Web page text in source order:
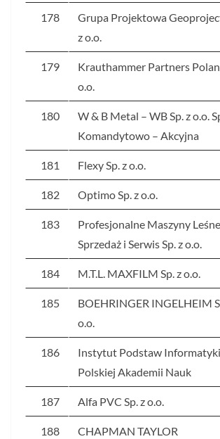
178
Grupa Projektowa
z o.o.
179
Krauthammer Partners
o.o.
180
W & B Metal – WB Sp. z o.o.
Komandytowo – Akcyjna
181 Flexy Sp. z o.o.
182 Optimo Sp. z o.o.
183
Profesjonalne Maszyny Leśne
Sprzedaż i Serwis Sp. z o.o.
184 M.T.L. MAXFILM Sp. z o.o.
185
BOEHRINGER INGELHEIM
o.o.
186
Instytut Podstaw Informatyki
Polskiej Akademii Nauk
187 Alfa PVC Sp. z o.o.
188
CHAPMAN TAYLOR